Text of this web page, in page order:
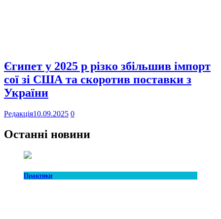
Єгипет у 2025 р різко збільшив імпорт
сої зі США та скоротив поставки з
України
Редакція10.09.2025 0
Останні новини
Практики